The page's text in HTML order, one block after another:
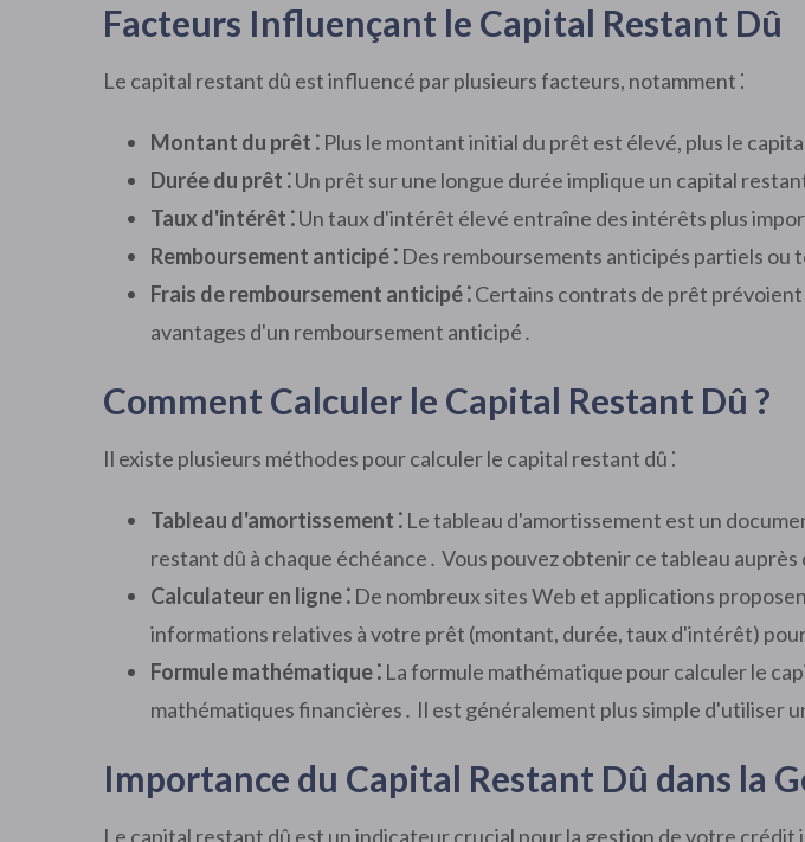
Facteurs Influençant le Capital Restant Dû
Le capital restant dû est influencé par plusieurs facteurs, notamment ⁚
Montant du prêt ⁚ Plus le montant initial du prêt est élevé, plus le
Durée du prêt ⁚Un prêt sur une longue durée implique un capital
Taux d'intérêt ⁚Un taux d'intérêt élevé entraîne des intérêts plus
Remboursement anticipé ⁚ Des remboursements anticipés partiels
Frais de remboursement anticipé ⁚Certains contrats de prêt
avantages d'un remboursement anticipé․
Comment Calculer le Capital Restant Dû ?
Il existe plusieurs méthodes pour calculer le capital restant dû ⁚
Tableau d'amortissement ⁚ Le tableau d'amortissement est un
restant dû à chaque échéance․ Vous pouvez obtenir ce tableau auprès
Calculateur en ligne ⁚ De nombreux sites Web et applications
informations relatives à votre prêt (montant, durée, taux d'intérêt)
Formule mathématique ⁚ La formule mathématique pour calculer le
mathématiques financières․ Il est généralement plus simple d'utiliser
Importance du Capital Restant Dû dans la
Le capital restant dû est un indicateur crucial pour la gestion de votre crédit